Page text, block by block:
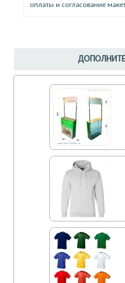
оплаты и согласование